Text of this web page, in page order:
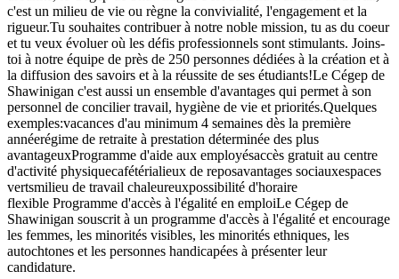
c'est un milieu de vie ou règne la convivialité, l'engagement et la
rigueur.Tu souhaites contribuer à notre noble mission, tu as du coeur
et tu veux évoluer où les défis professionnels sont stimulants. Joins-
toi à notre équipe de près de 250 personnes dédiées à la création et à
la diffusion des savoirs et à la réussite de ses étudiants!Le Cégep de
Shawinigan c'est aussi un ensemble d'avantages qui permet à son
personnel de concilier travail, hygiène de vie et priorités.Quelques
exemples:vacances d'au minimum 4 semaines dès la première
annéerégime de retraite à prestation déterminée des plus
avantageuxProgramme d'aide aux employésaccès gratuit au centre
d'activité physiquecafétérialieux de reposavantages sociauxespaces
vertsmilieu de travail chaleureuxpossibilité d'horaire
flexible Programme d'accès à l'égalité en emploiLe Cégep de
Shawinigan souscrit à un programme d'accès à l'égalité et encourage
les femmes, les minorités visibles, les minorités ethniques, les
autochtones et les personnes handicapées à présenter leur
candidature.